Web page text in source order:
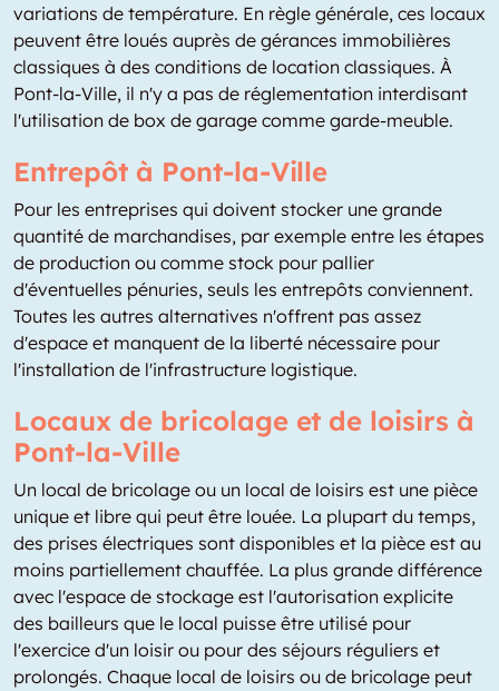
variations de température. En règle générale, ces locaux
peuvent être loués auprès de gérances immobilières
classiques à des conditions de location classiques. À
Pont-la-Ville, il n'y a pas de réglementation interdisant
l'utilisation de box de garage comme garde-meuble.
Entrepôt à Pont-la-Ville
Pour les entreprises qui doivent stocker une grande
quantité de marchandises, par exemple entre les étapes
de production ou comme stock pour pallier
d'éventuelles pénuries, seuls les entrepôts conviennent.
Toutes les autres alternatives n'offrent pas assez
d'espace et manquent de la liberté nécessaire pour
l'installation de l'infrastructure logistique.
Locaux de bricolage et de loisirs à
Pont-la-Ville
Un local de bricolage ou un local de loisirs est une pièce
unique et libre qui peut être louée. La plupart du temps,
des prises électriques sont disponibles et la pièce est au
moins partiellement chauffée. La plus grande différence
avec l'espace de stockage est l'autorisation explicite
des bailleurs que le local puisse être utilisé pour
l'exercice d'un loisir ou pour des séjours réguliers et
prolongés. Chaque local de loisirs ou de bricolage peut